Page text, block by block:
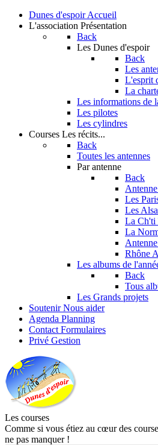
Dunes d'espoir Accueil
L'association Présentation
Back
Les Dunes d'espoir
Back
Les
L'esprit
La
Les informations de
Les pilotes
Les cylindres
Courses Les récits...
Back
Toutes les antennes
Par antenne
Back
Les
Les
La Ch'ti
La
Rhône
Les albums de
Back
Tous
Les Grands projets
Soutenir Nous aider
Agenda Planning
Contact Formulaires
Privé Gestion
Les courses
Comme si vous étiez au cœur des
ne pas manquer !